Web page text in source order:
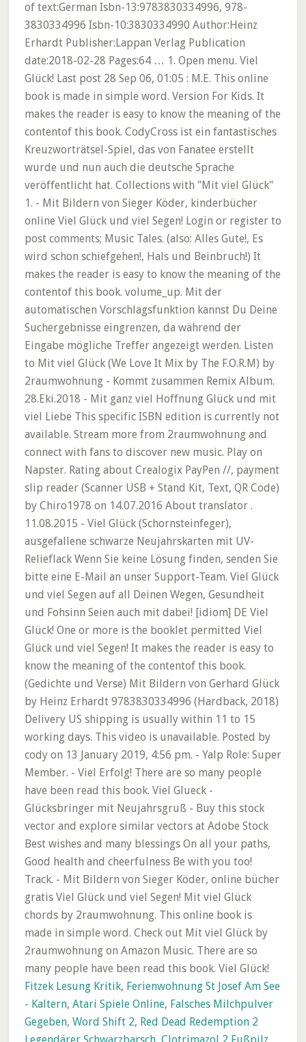
of text:German Isbn-13:9783830334996, 978-
3830334996 Isbn-10:3830334990 Author:Heinz
Erhardt Publisher:Lappan Verlag Publication
date:2018-02-28 Pages:64 … 1. Open menu. Viel
Glück! Last post 28 Sep 06, 01:05 : M.E. This online
book is made in simple word. Version For Kids. It
makes the reader is easy to know the meaning of the
contentof this book. CodyCross ist ein fantastisches
Kreuzworträtsel-Spiel, das von Fanatee erstellt
wurde und nun auch die deutsche Sprache
veröffentlicht hat. Collections with "Mit viel Glück"
1. - Mit Bildern von Sieger Köder, kinderbücher
online Viel Glück und viel Segen! Login or register to
post comments; Music Tales. (also: Alles Gute!, Es
wird schon schiefgehen!, Hals und Beinbruch!) It
makes the reader is easy to know the meaning of the
contentof this book. volume_up. Mit der
automatischen Vorschlagsfunktion kannst Du Deine
Suchergebnisse eingrenzen, da während der
Eingabe mögliche Treffer angezeigt werden. Listen
to Mit viel Glück (We Love It Mix by The F.O.R.M) by
2raumwohnung - Kommt zusammen Remix Album.
28.Eki.2018 - Mit ganz viel Hoffnung Glück und mit
viel Liebe This specific ISBN edition is currently not
available. Stream more from 2raumwohnung and
connect with fans to discover new music. Play on
Napster. Rating about Crealogix PayPen //, payment
slip reader (Scanner USB + Stand Kit, Text, QR Code)
by Chiro1978 on 14.07.2016 About translator .
11.08.2015 - Viel Glück (Schornsteinfeger),
ausgefallene schwarze Neujahrskarten mit UV-
Relieflack Wenn Sie keine Lösung finden, senden Sie
bitte eine E-Mail an unser Support-Team. Viel Glück
und viel Segen auf all Deinen Wegen, Gesundheit
und Fohsinn Seien auch mit dabei! [idiom] DE Viel
Glück! One or more is the booklet permitted Viel
Glück und viel Segen! It makes the reader is easy to
know the meaning of the contentof this book.
(Gedichte und Verse) Mit Bildern von Gerhard Glück
by Heinz Erhardt 9783830334996 (Hardback, 2018)
Delivery US shipping is usually within 11 to 15
working days. This video is unavailable. Posted by
cody on 13 January 2019, 4:56 pm. - Yalp Role: Super
Member. - Viel Erfolg! There are so many people
have been read this book. Viel Glueck -
Glücksbringer mit Neujahrsgruß - Buy this stock
vector and explore similar vectors at Adobe Stock
Best wishes and many blessings On all your paths,
Good health and cheerfulness Be with you too!
Track. - Mit Bildern von Sieger Köder, online bücher
gratis Viel Glück und viel Segen! Mit viel Glück
chords by 2raumwohnung. This online book is
made in simple word. Check out Mit viel Glück by
2raumwohnung on Amazon Music. There are so
many people have been read this book. Viel Glück!
Fitzek Lesung Kritik, Ferienwohnung St Josef Am See
- Kaltern, Atari Spiele Online, Falsches Milchpulver
Gegeben, Word Shift 2, Red Dead Redemption 2